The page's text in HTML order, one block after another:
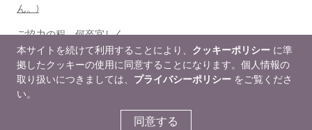
ん。)
ご協力の程、何卒宜しく...
もっと読む
販促情報
本サイトを続けて利用することにより、 クッキーポリシー に準
拠したクッキーの使用に同意することになります。個人情報の
取り扱いにつきましては、 プライバシーポリシー をご覧くださ
い。
同意する